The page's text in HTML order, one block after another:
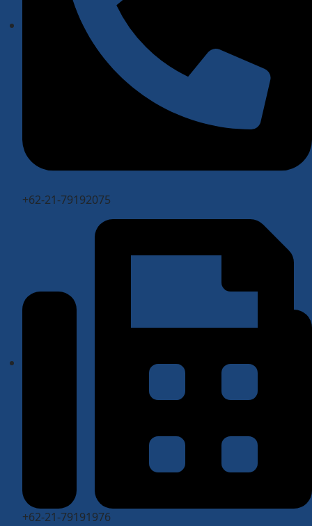
+62-21-79192075
+62-21-79191976